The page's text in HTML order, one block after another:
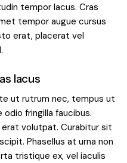
tempor lacus. Cras
tempor augue cursus
erat, placerat vel
lacus
ut rutrum nec, tempus ut
fringilla faucibus.
erat volutpat. Curabitur sit
Phasellus at urna non
tristique ex, vel iaculis